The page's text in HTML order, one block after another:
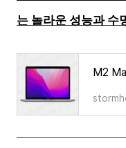
는 놀라운 성능과 수